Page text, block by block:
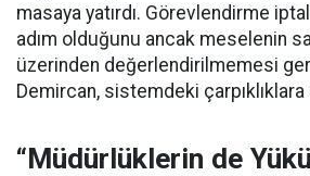
masaya yatırdı. Görevlendirme
adım olduğunu ancak meselenin
üzerinden değerlendirilmemesi
Demircan, sistemdeki
“Müdürlüklerin de